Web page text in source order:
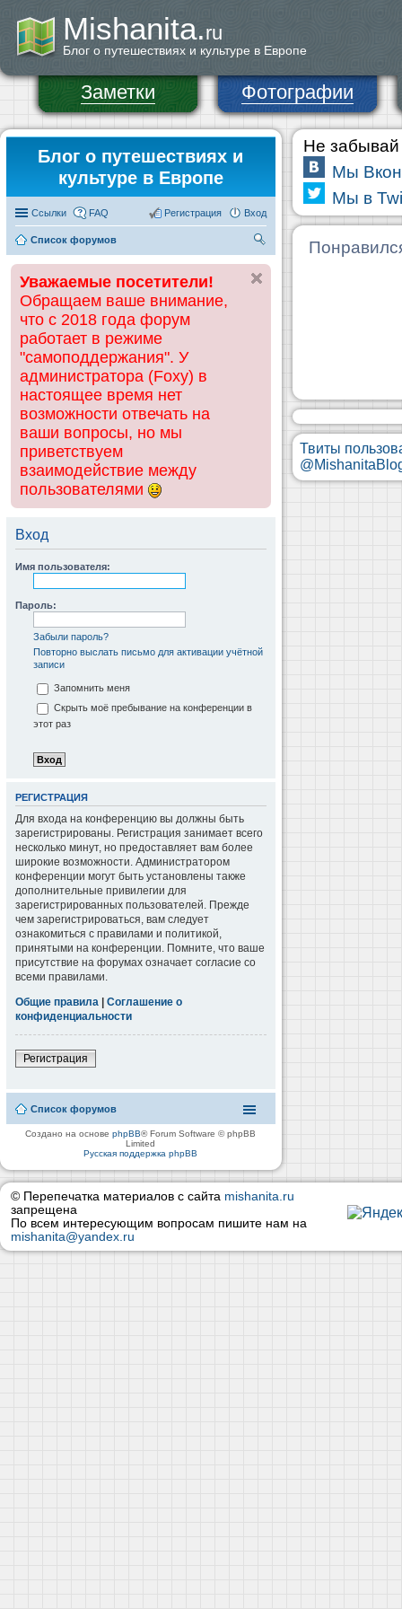
Mishanita.ru
Блог о путешествиях и культуре в Европе
Заметки Фотографии
Блог о путешествиях и
культуре в Европе
Ссылки FAQ Вход
Регистрация
Список форумов
ск
Уважаемые посетители!
Обращаем ваше внимание,
что с 2018 года форум
работает в режиме
"самоподдержания". У
администратора (Foxy) в
настоящее время нет
возможности отвечать на
ваши вопросы, но мы
приветствуем
взаимодействие между
пользователями
Вход
Имя пользователя:
Пароль:
Забыли пароль?
Повторно выслать письмо для активации учётной
записи
Запомнить меня
Скрыть моё пребывание на конференции в
этот раз
РЕГИСТРАЦИЯ
Для входа на конференцию вы должны быть
зарегистрированы. Регистрация занимает всего
несколько минут, но предоставляет вам более
широкие возможности. Администратором
конференции могут быть установлены также
дополнительные привилегии для
зарегистрированных пользователей. Прежде
чем зарегистрироваться, вам следует
ознакомиться с правилами и политикой,
принятыми на конференции. Помните, что ваше
присутствие на форумах означает согласие со
всеми правилами.
Общие правила | Соглашение о
конфиденциальности
Регистрация
Список форумов
Создано на основеphpBB® Forum Software © phpBB
Limited
Русская поддержка phpBB
Не забывай
Мы
Мы в
Твиты
© Перепечатка материалов с сайта mishanita.ru
запрещена
По всем интересующим вопросам пишите нам на
mishanita@yandex.ru